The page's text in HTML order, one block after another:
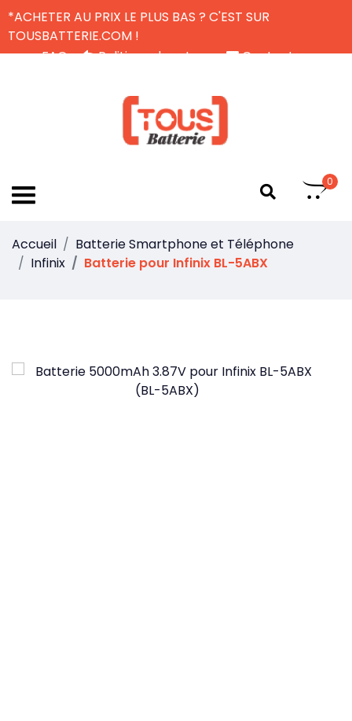
*ACHETER AU PRIX LE PLUS BAS ? C'EST SUR
TOUSBATTERIE.COM !
FAQ
Politique de retour
Contactez-nous
0
Accueil
Batterie Smartphone et Téléphone
Infinix
Batterie pour Infinix BL-5ABX